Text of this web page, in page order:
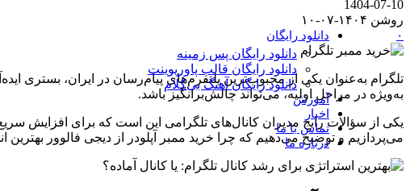
دانلود رایگان
دانلود رایگان پس زمینه
دانلود رایگان قالب‌ پاورپوینت
دانلود رایگان آهنگ بی‌کلام
آموزش
اخبار
تماس با ما
درباره ما
1404-07-10
روشن ۱۴۰۴-۰۷-۱۰
۰
تلگرام به‌عنوان یکی از محبوب‌ترین پلتفرم‌های پیام‌رسان در ایران، بستری
به‌ویژه در مراحل اولیه، می‌تواند چالش‌برانگیز باشد.
یکی از سؤالات رایج مدیران کانال‌های تلگرامی این است که برای افزایش
می‌پردازیم و توضیح می‌دهیم که چرا خرید ممبر آپلودر از دیجی فالوور